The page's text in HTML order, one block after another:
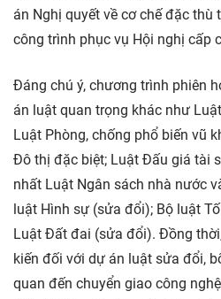
án Nghị quyết về cơ chế đặc thù
công trình phục vụ Hội nghị cấp
Đáng chú ý, chương trình phiên
án luật quan trọng khác như
Luật Phòng, chống phổ biến vũ
Đô thị đặc biệt; Luật Đấu giá tài
nhất Luật Ngân sách nhà nước
luật Hình sự (sửa đổi); Bộ luật
Luật Đất đai (sửa đổi). Đồng
kiến đối với dự án luật sửa đổi,
quan đến chuyển giao công